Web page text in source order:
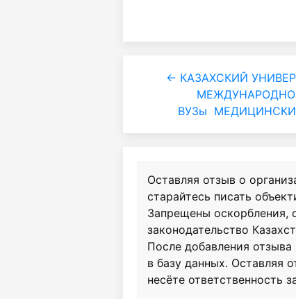
← КАЗАХСКИЙ
ВУЗы
Оставляя отзыв о
старайтесь писать
Запрещены
законодательство
После добавления
в базу данных. Оставляя
несёте ответственность